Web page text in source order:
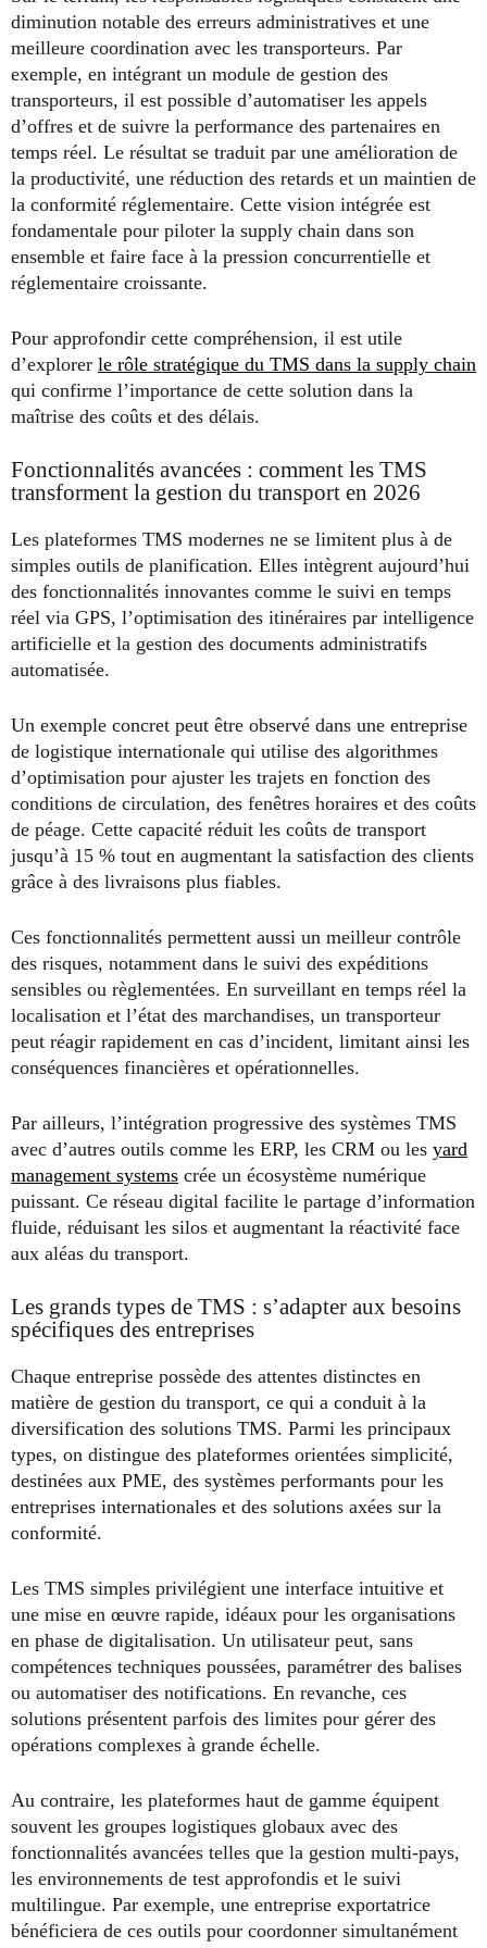
diminution notable des erreurs administratives et une
meilleure coordination avec les transporteurs. Par
exemple, en intégrant un module de gestion des
transporteurs, il est possible d’automatiser les appels
d’offres et de suivre la performance des partenaires en
temps réel. Le résultat se traduit par une amélioration de
la productivité, une réduction des retards et un maintien de
la conformité réglementaire. Cette vision intégrée est
fondamentale pour piloter la supply chain dans son
ensemble et faire face à la pression concurrentielle et
réglementaire croissante.
Pour approfondir cette compréhension, il est utile
d’explorer le rôle stratégique du TMS dans la supply chain
qui confirme l’importance de cette solution dans la
maîtrise des coûts et des délais.
Fonctionnalités avancées : comment les TMS
transforment la gestion du transport en 2026
Les plateformes TMS modernes ne se limitent plus à de
simples outils de planification. Elles intègrent aujourd’hui
des fonctionnalités innovantes comme le suivi en temps
réel via GPS, l’optimisation des itinéraires par intelligence
artificielle et la gestion des documents administratifs
automatisée.
Un exemple concret peut être observé dans une entreprise
de logistique internationale qui utilise des algorithmes
d’optimisation pour ajuster les trajets en fonction des
conditions de circulation, des fenêtres horaires et des coûts
de péage. Cette capacité réduit les coûts de transport
jusqu’à 15 % tout en augmentant la satisfaction des clients
grâce à des livraisons plus fiables.
Ces fonctionnalités permettent aussi un meilleur contrôle
des risques, notamment dans le suivi des expéditions
sensibles ou règlementées. En surveillant en temps réel la
localisation et l’état des marchandises, un transporteur
peut réagir rapidement en cas d’incident, limitant ainsi les
conséquences financières et opérationnelles.
Par ailleurs, l’intégration progressive des systèmes TMS
avec d’autres outils comme les ERP, les CRM ou les yard
management systems crée un écosystème numérique
puissant. Ce réseau digital facilite le partage d’information
fluide, réduisant les silos et augmentant la réactivité face
aux aléas du transport.
Les grands types de TMS : s’adapter aux besoins
spécifiques des entreprises
Chaque entreprise possède des attentes distinctes en
matière de gestion du transport, ce qui a conduit à la
diversification des solutions TMS. Parmi les principaux
types, on distingue des plateformes orientées simplicité,
destinées aux PME, des systèmes performants pour les
entreprises internationales et des solutions axées sur la
conformité.
Les TMS simples privilégient une interface intuitive et
une mise en œuvre rapide, idéaux pour les organisations
en phase de digitalisation. Un utilisateur peut, sans
compétences techniques poussées, paramétrer des balises
ou automatiser des notifications. En revanche, ces
solutions présentent parfois des limites pour gérer des
opérations complexes à grande échelle.
Au contraire, les plateformes haut de gamme équipent
souvent les groupes logistiques globaux avec des
fonctionnalités avancées telles que la gestion multi-pays,
les environnements de test approfondis et le suivi
multilingue. Par exemple, une entreprise exportatrice
bénéficiera de ces outils pour coordonner simultanément